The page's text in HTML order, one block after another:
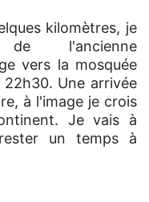
kilomètres, je
l'ancienne
vers la mosquée
Une arrivée
à l'image je crois
Je vais à
un temps à